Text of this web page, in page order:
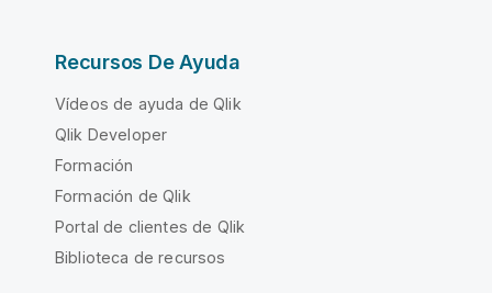
Recursos De Ayuda
Vídeos de ayuda de Qlik
Qlik Developer
Formación
Formación de Qlik
Portal de clientes de Qlik
Biblioteca de recursos